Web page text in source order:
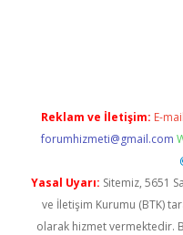
Reklam ve İletişim: E-
forumhizmeti@gmail.com
Yasal Uyarı: Sitemiz, 5651
ve İletişim Kurumu (BTK)
olarak hizmet vermektedir.